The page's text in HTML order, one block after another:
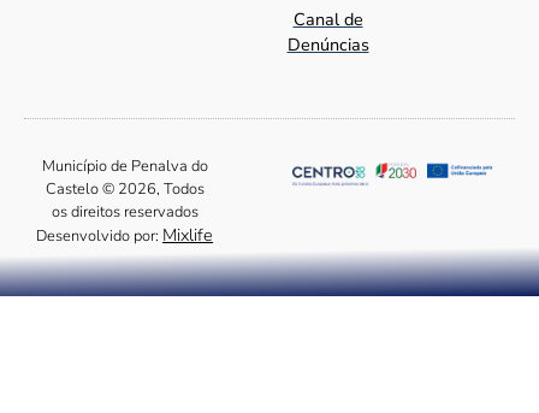
Canal de
Denúncias
Município de Penalva do
Castelo © 2026, Todos
os direitos reservados
Desenvolvido por: Mixlife